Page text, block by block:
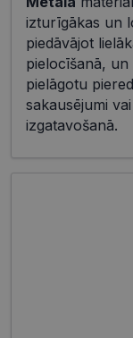
izturīgākas un
piedāvājot
pielocīšanā,
pielāgotu
sakausējumi
izgatavošanā.